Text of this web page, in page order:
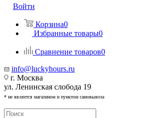
Войти
Корзина0
Избранные товары0
Сравнение товаров0
info@luckyhours.ru
г. Москва
ул. Ленинская слобода 19
* не является магазином и пунктом самовывоза